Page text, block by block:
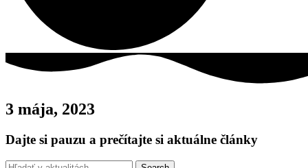
3 mája, 2023
Dajte si pauzu a prečítajte si aktuálne články